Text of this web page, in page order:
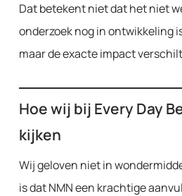
Dat betekent niet dat het niet
onderzoek nog in ontwikkeling
maar de exacte impact
Hoe wij bij Every Day
kijken
Wij geloven niet in
is dat NMN een krachtige